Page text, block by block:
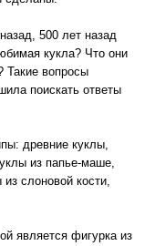
500 лет назад
кукла? Что они
Такие вопросы
поискать ответы
древние куклы,
из папье-маше,
слоновой кости,
является фигурка из